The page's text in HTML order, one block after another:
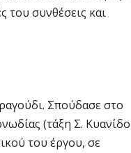
του συνθέσεις και
Σπούδασε στο
(τάξη Σ.
του έργου, σε